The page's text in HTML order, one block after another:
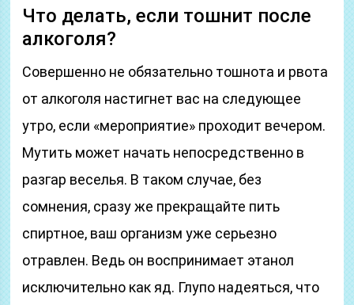
Что делать, если тошнит после
алкоголя?
Совершенно не обязательно тошнота и рвота
от алкоголя настигнет вас на следующее
утро, если «мероприятие» проходит вечером.
Мутить может начать непосредственно в
разгар веселья. В таком случае, без
сомнения, сразу же прекращайте пить
спиртное, ваш организм уже серьезно
отравлен. Ведь он воспринимает этанол
исключительно как яд. Глупо надеяться, что